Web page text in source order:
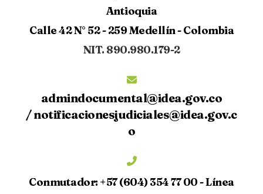
Antioquia
Calle 42 N° 52 - 259 Medellín - Colombia
NIT. 890.980.179-2
admindocumental@idea.gov.co
/notificacionesjudiciales@idea.gov.c
o
Conmutador: +57 (604) 354 77 00 -Línea